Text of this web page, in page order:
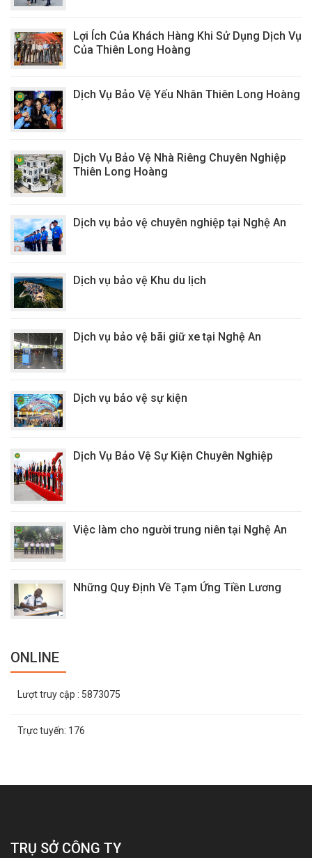
Lợi Ích Của Khách Hàng Khi Sử Dụng Dịch Vụ
Của Thiên Long Hoàng
Dịch Vụ Bảo Vệ Yếu Nhân Thiên Long Hoàng
Dịch Vụ Bảo Vệ Nhà Riêng Chuyên Nghiệp
Thiên Long Hoàng
Dịch vụ bảo vệ chuyên nghiệp tại Nghệ An
Dịch vụ bảo vệ Khu du lịch
Dịch vụ bảo vệ bãi giữ xe tại Nghệ An
Dịch vụ bảo vệ sự kiện
Dịch Vụ Bảo Vệ Sự Kiện Chuyên Nghiệp
Việc làm cho người trung niên tại Nghệ An
Những Quy Định Về Tạm Ứng Tiền Lương
ONLINE
Lượt truy cập : 5873075
Trực tuyến: 176
TRỤ SỞ CÔNG TY